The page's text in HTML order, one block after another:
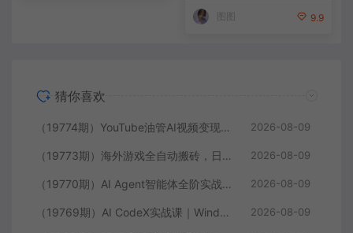
AI项目落地全教程
9.9
猜你喜欢
（19774期）YouTube油管AI视频变现教程-更新：账号搭建×AI成片×去重限流解决方案×YPP变现×AI真人生成×人物一致性 2026-08-09
（19773期）海外游戏全自动搬砖，日入1000+，全天无人值守，绿色稳定！ 2026-08-09
（19770期）AI Agent智能体全阶实战课；从原理到实操全程手把手，无需编程基础也能搭建自动运行的智能体 2026-08-09
（19769期）AI CodeX实战课｜Windows/Mac 本地部署｜API 对接调通｜Skill 自制｜漫剧剪辑｜网站 VR 项目｜AI项目落地全教程 2026-08-09